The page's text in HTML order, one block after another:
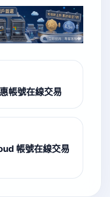
帳號在線交易
帳號在線交易